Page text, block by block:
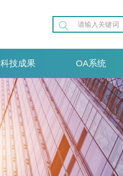
科技成果 OA系统